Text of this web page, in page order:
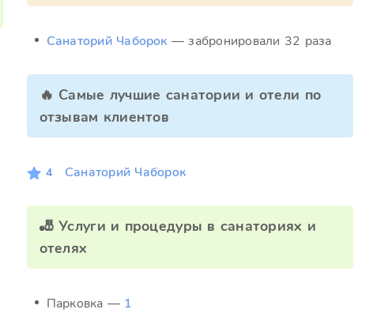
Санаторий Чаборок — забронировали 32 раза
🔥 Самые лучшие санатории и отели по
отзывам клиентов
4 Санаторий Чаборок
🎳 Услуги и процедуры в санаториях и
отелях
Парковка — 1